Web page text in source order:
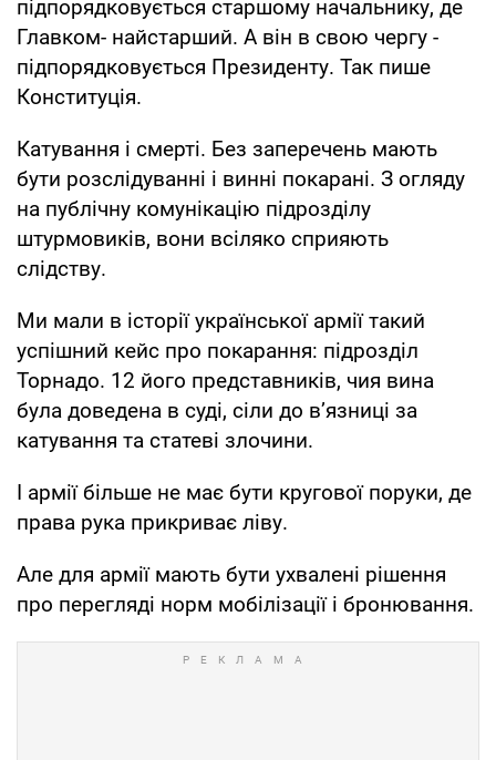
підпорядковується старшому начальнику, де
Главком- найстарший. А він в свою чергу -
підпорядковується Президенту. Так пише
Конституція.
Катування і смерті. Без заперечень мають
бути розслідуванні і винні покарані. З огляду
на публічну комунікацію підрозділу
штурмовиків, вони всіляко сприяють
слідству.
Ми мали в історії української армії такий
успішний кейс про покарання: підрозділ
Торнадо. 12 його представників, чия вина
була доведена в суді, сіли до вʼязниці за
катування та статеві злочини.
І армії більше не має бути кругової поруки, де
права рука прикриває ліву.
Але для армії мають бути ухвалені рішення
про перегляді норм мобілізації і бронювання.